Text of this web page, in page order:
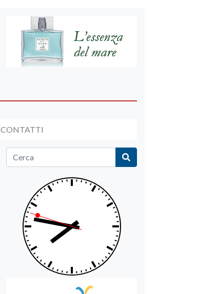
CONTATTI